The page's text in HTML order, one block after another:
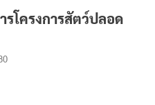
รโครงการสัตว์ปลอด